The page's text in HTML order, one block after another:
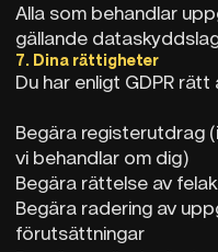
Alla som behandlar
gällande
7. Dina rättigheter
Du har enligt GDPR rätt
Begära registerutdrag
vi behandlar om dig)
Begära rättelse av
Begära radering av
förutsättningar